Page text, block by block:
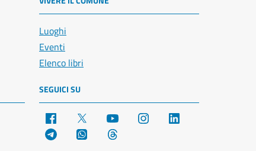
Luoghi
Eventi
Elenco libri
SEGUICI SU
Facebook YouTube Instagram
Telegram WhatsApp